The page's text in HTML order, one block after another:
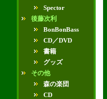
Spector
後藤次利
BonBonBass
CD／DVD
書籍
グッズ
その他
森の楽団
CD